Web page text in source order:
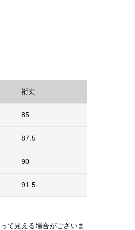
裄丈
85
87.5
90
91.5
て見える場合がございま